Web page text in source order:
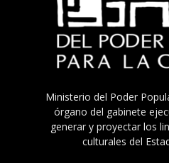
Ministerio del Poder
órgano del gabinete
generar y proyectar los
culturales del